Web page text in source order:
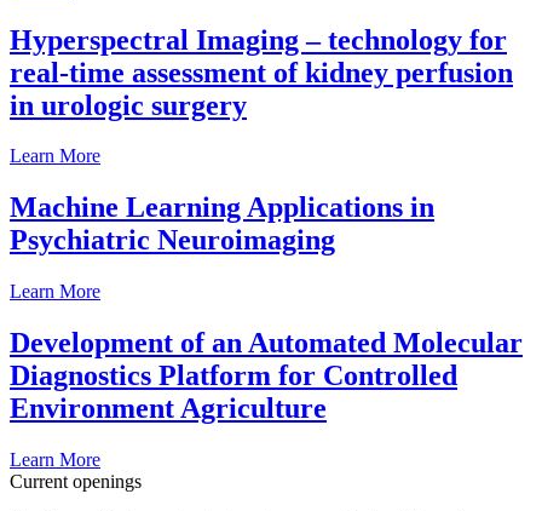
Hyperspectral Imaging – technology for
real-time assessment of kidney perfusion
in urologic surgery
Learn More
Machine Learning Applications in
Psychiatric Neuroimaging
Learn More
Development of an Automated Molecular
Diagnostics Platform for Controlled
Environment Agriculture
Learn More
Current openings